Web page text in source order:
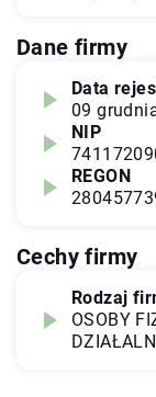
Dane firmy
Data
09
NIP
REGON
Cechy firmy
Rodzaj
OSOBY